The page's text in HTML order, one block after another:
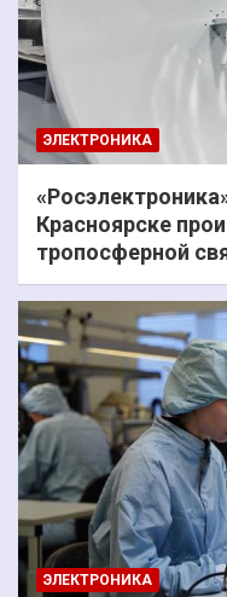
ЭЛЕКТРОНИКА
Красноярске
тропосферной
ЭЛЕКТРОНИКА